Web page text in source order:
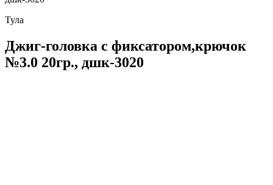
Тула
Джиг-головка с фиксатором,крючок
№3.0 20гр., дшк-3020